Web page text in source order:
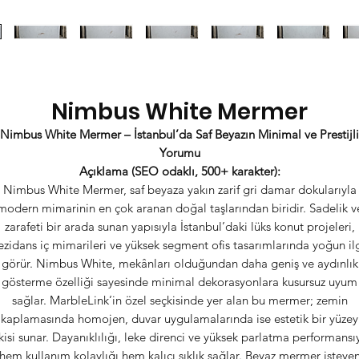
Nimbus White Mermer
Nimbus White Mermer – İstanbul’da Saf Beyazın Minimal ve Prestijli
Yorumu
Açıklama (SEO odaklı, 500+ karakter):
Nimbus White Mermer, saf beyaza yakın zarif gri damar dokularıyla
mimarinin en çok aranan doğal taşlarından biridir. Sadelik
zarafeti bir arada sunan yapısıyla İstanbul’daki lüks konut projeleri,
iç mimarileri ve yüksek segment ofis tasarımlarında yoğun
görür. Nimbus White, mekânları olduğundan daha geniş ve aydınlık
gösterme özelliği sayesinde minimal dekorasyonlara kusursuz uyum
sağlar. MarbleLink’in özel seçkisinde yer alan bu mermer; zemin
kaplamasında homojen, duvar uygulamalarında ise estetik bir yüzey
sunar. Dayanıklılığı, leke direnci ve yüksek parlatma
kullanım kolaylığı hem kalıcı şıklık sağlar. Beyaz mermer